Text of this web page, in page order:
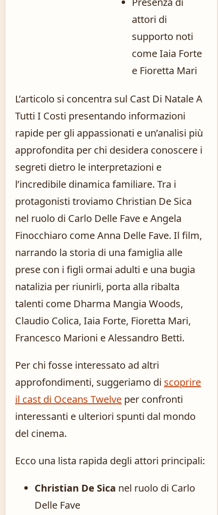
attori di
supporto noti
come Iaia Forte
e Fioretta Mari
L’articolo si concentra sul Cast Di Natale A
Tutti I Costi presentando informazioni
rapide per gli appassionati e un’analisi più
approfondita per chi desidera conoscere i
segreti dietro le interpretazioni e
l’incredibile dinamica familiare. Tra i
protagonisti troviamo Christian De Sica
nel ruolo di Carlo Delle Fave e Angela
Finocchiaro come Anna Delle Fave. Il film,
narrando la storia di una famiglia alle
prese con i figli ormai adulti e una bugia
natalizia per riunirli, porta alla ribalta
talenti come Dharma Mangia Woods,
Claudio Colica, Iaia Forte, Fioretta Mari,
Francesco Marioni e Alessandro Betti.
Per chi fosse interessato ad altri
approfondimenti, suggeriamo di scoprire
il cast di Oceans Twelve per confronti
interessanti e ulteriori spunti dal mondo
del cinema.
Ecco una lista rapida degli attori principali:
Christian De Sica nel ruolo di Carlo
Delle Fave